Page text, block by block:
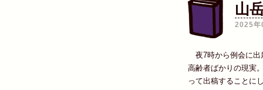
山
2025年
夜7時から例会に出
高齢者ばかりの現実
って出稿することに